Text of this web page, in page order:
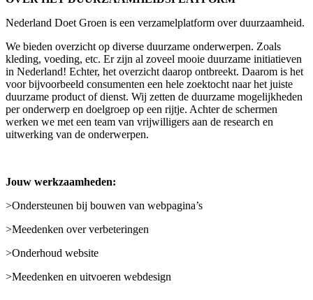
Nederland Doet Groen is een verzamelplatform over duurzaamheid.
We bieden overzicht op diverse duurzame onderwerpen. Zoals
kleding, voeding, etc. Er zijn al zoveel mooie duurzame initiatieven
in Nederland! Echter, het overzicht daarop ontbreekt. Daarom is het
voor bijvoorbeeld consumenten een hele zoektocht naar het juiste
duurzame product of dienst. Wij zetten de duurzame mogelijkheden
per onderwerp en doelgroep op een rijtje. Achter de schermen
werken we met een team van vrijwilligers aan de research en
uitwerking van de onderwerpen.
Jouw werkzaamheden:
>Ondersteunen bij bouwen van webpagina’s
>Meedenken over verbeteringen
>Onderhoud website
>Meedenken en uitvoeren webdesign